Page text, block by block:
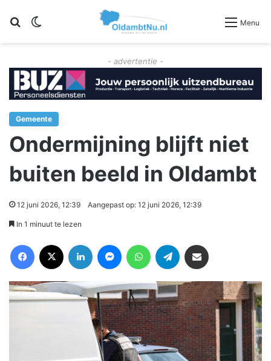
Zoeken Menu
- advertentie -
Gemeente
Ondermijning blijft niet
buiten beeld in Oldambt
12 juni 2026, 12:39 Aangepast op: 12 juni 2026, 12:39
In 1 minuut te lezen